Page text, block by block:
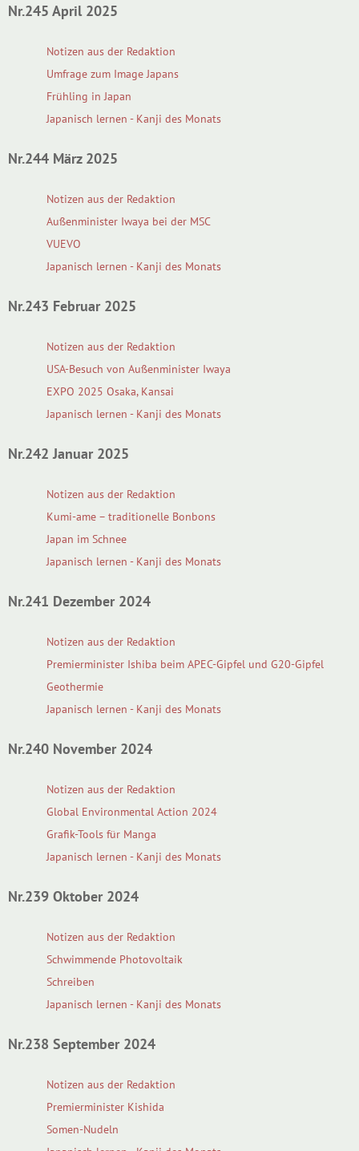
Nr.245 April 2025
Notizen aus der Redaktion
Umfrage zum Image Japans
Frühling in Japan
Japanisch lernen - Kanji des Monats
Nr.244 März 2025
Notizen aus der Redaktion
Außenminister Iwaya bei der MSC
VUEVO
Japanisch lernen - Kanji des Monats
Nr.243 Februar 2025
Notizen aus der Redaktion
USA-Besuch von Außenminister Iwaya
EXPO 2025 Osaka, Kansai
Japanisch lernen - Kanji des Monats
Nr.242 Januar 2025
Notizen aus der Redaktion
Kumi-ame – traditionelle Bonbons
Japan im Schnee
Japanisch lernen - Kanji des Monats
Nr.241 Dezember 2024
Notizen aus der Redaktion
Premierminister Ishiba beim APEC-Gipfel und G20-Gipfel
Geothermie
Japanisch lernen - Kanji des Monats
Nr.240 November 2024
Notizen aus der Redaktion
Global Environmental Action 2024
Grafik-Tools für Manga
Japanisch lernen - Kanji des Monats
Nr.239 Oktober 2024
Notizen aus der Redaktion
Schwimmende Photovoltaik
Schreiben
Japanisch lernen - Kanji des Monats
Nr.238 September 2024
Notizen aus der Redaktion
Premierminister Kishida
Somen-Nudeln